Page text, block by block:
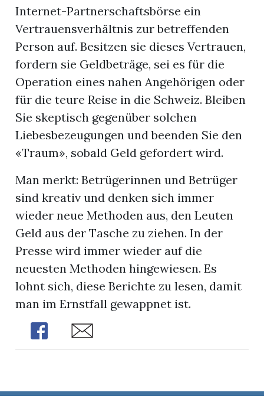
Internet-Partnerschaftsbörse ein
Vertrauensverhältnis zur betreffenden
Person auf. Besitzen sie dieses Vertrauen,
fordern sie Geldbeträge, sei es für die
Operation eines nahen Angehörigen oder
für die teure Reise in die Schweiz. Bleiben
Sie skeptisch gegenüber solchen
Liebesbezeugungen und beenden Sie den
«Traum», sobald Geld gefordert wird.
Man merkt: Betrügerinnen und Betrüger
sind kreativ und denken sich immer
wieder neue Methoden aus, den Leuten
Geld aus der Tasche zu ziehen. In der
Presse wird immer wieder auf die
neuesten Methoden hingewiesen. Es
lohnt sich, diese Berichte zu lesen, damit
man im Ernstfall gewappnet ist.
Share
Share